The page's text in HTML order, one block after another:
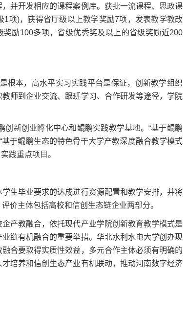
并开发相应的课程案例库。获批一流课程、思政课
项)，获得省厅级以上教学奖励7项，发表教学教改
励100多项，省级优秀奖及以上的省级奖励近200
本，高水平实习实践平台是保证，创新教学组织
师到企业交流、跟班学习、合作研发等途径，学院
新创业孵化中心和鲲鹏实践教学基地。“基于鲲鹏
于鲲鹏生态的特色骨干大学产教深度融合教学模式
践重点项目。
毕业要求的达成进行资源配置和教学安排，并将
价主体包括高校和信创生态链企业两部分。
教融合，依托现代产业学院创新教育教学模式是
链有机融合的重要举措。华北水利水电大学创办现
合要取得实质性效益，多元合作主体必须有明确的
培养和信创生态产业有机联动，推动河南数字经济